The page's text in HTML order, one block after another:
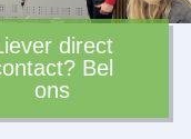
direct
Bel
ons